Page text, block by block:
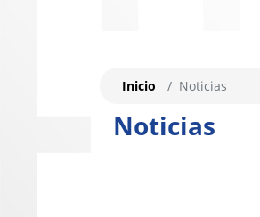
Noticias
Inicio Noticias